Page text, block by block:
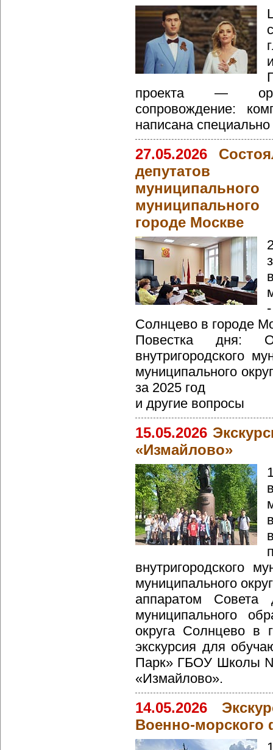
проекта —
сопровождение:
написана
27.05.2026
депутатов
городе Москве
Солнцево в городе
Повестка дня:
внутригородского
муниципального
за 2025 год
и другие вопросы
15.05.2026
«Измайлово»
внутригородского
муниципального
аппаратом Совета
муниципального
округа Солнцево в
экскурсия для
Парк» ГБОУ Школы
«Измайлово».
14.05.2026
Военно-морского